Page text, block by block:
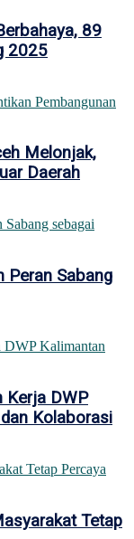
89
2025
Melonjak,
Daerah
Peran Sabang
Kerja DWP
Kolaborasi
Tetap